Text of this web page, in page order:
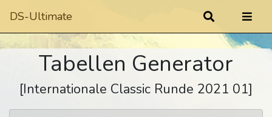
DS-Ultimate
Tabellen Generator
[Internationale Classic Runde 2021 01]